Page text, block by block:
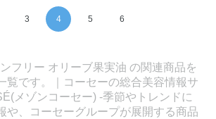
3 4 5 6
フリー オリーブ果実油 の関連商品を
覧です。｜コーセーの総合美容情報サ
メゾンコーセー) -季節やトレンドに
や、コーセーグループが展開する商品